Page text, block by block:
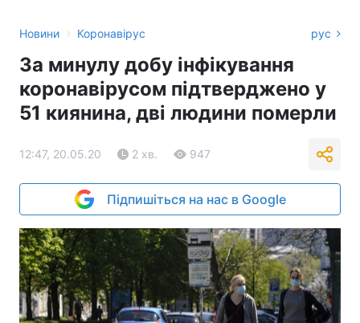
Новини › Коронавірус рус
За минулу добу інфікування
коронавірусом підтверджено у
51 киянина, дві людини померли
12:47, 20.05.20 2 хв. 947
Підпишіться на нас в Google